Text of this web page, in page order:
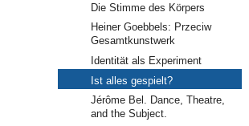
Die Stimme des Körpers
Heiner Goebbels: Przeciw
Gesamtkunstwerk
Identität als Experiment
Ist alles gespielt?
Jérôme Bel. Dance, Theatre,
and the Subject.